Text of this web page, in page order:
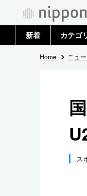
新着 カテゴ
政治・
国際
社会
文化
Home ニュ
ス